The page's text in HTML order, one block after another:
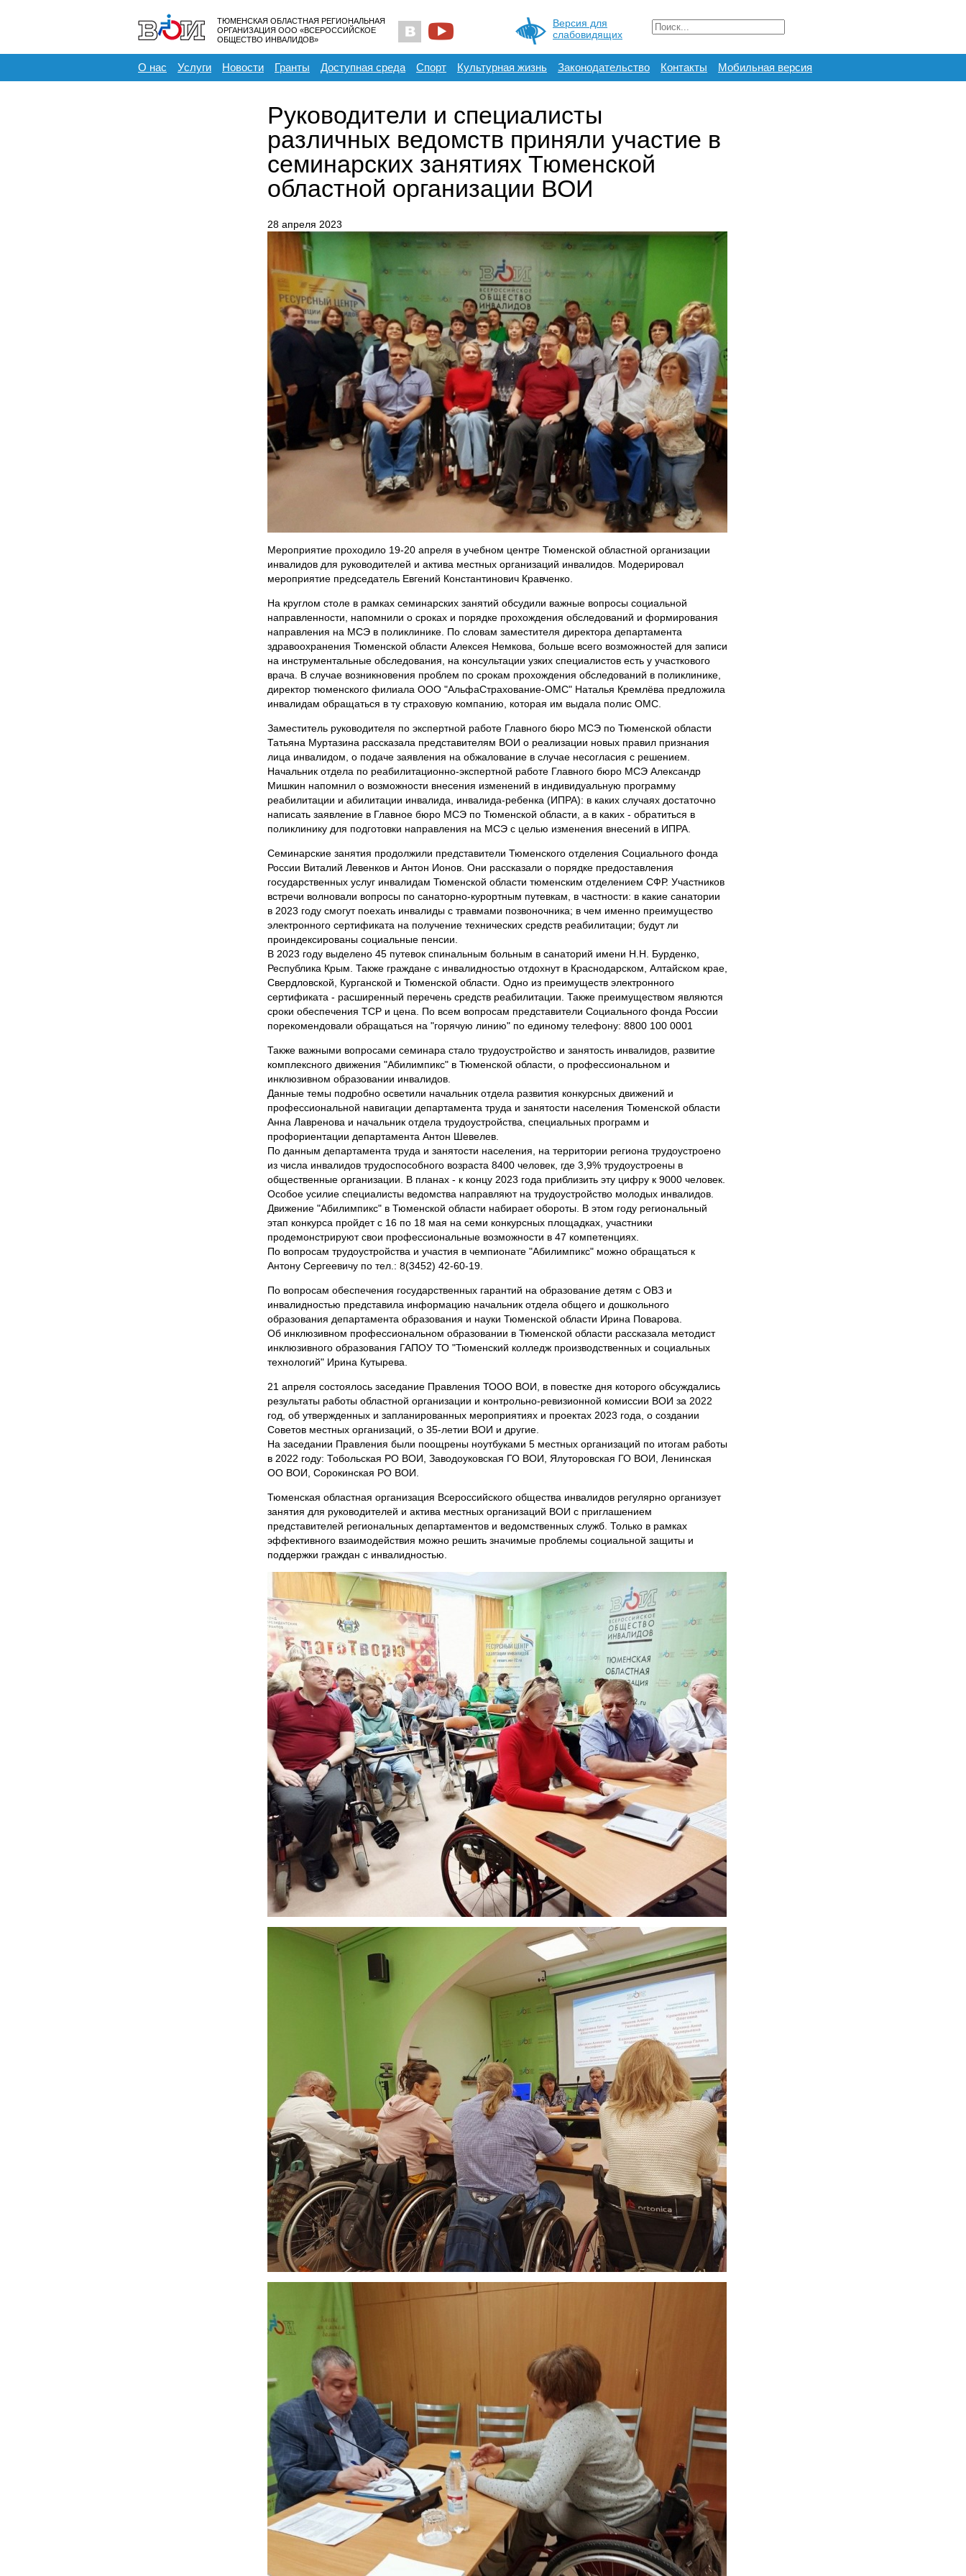
ТЮМЕНСКАЯ ОБЛАСТНАЯ РЕГИОНАЛЬНАЯ
ОРГАНИЗАЦИЯ ООО «ВСЕРОССИЙСКОЕ
ОБЩЕСТВО ИНВАЛИДОВ»
Версия для
слабовидящих
О нас Услуги Новости Гранты Доступная среда Спорт Культурная жизнь Законодательство Контакты Мобильная версия
Руководители и специалисты
различных ведомств приняли участие в
семинарских занятиях Тюменской
областной организации ВОИ
28 апреля 2023
Мероприятие проходило 19-20 апреля в учебном центре Тюменской областной организации
инвалидов для руководителей и актива местных организаций инвалидов. Модерировал
мероприятие председатель Евгений Константинович Кравченко.
На круглом столе в рамках семинарских занятий обсудили важные вопросы социальной
направленности, напомнили о сроках и порядке прохождения обследований и формирования
направления на МСЭ в поликлинике. По словам заместителя директора департамента
здравоохранения Тюменской области Алексея Немкова, больше всего возможностей для записи
на инструментальные обследования, на консультации узких специалистов есть у участкового
врача. В случае возникновения проблем по срокам прохождения обследований в поликлинике,
директор тюменского филиала ООО "АльфаСтрахование-ОМС" Наталья Кремлёва предложила
инвалидам обращаться в ту страховую компанию, которая им выдала полис ОМС.
Заместитель руководителя по экспертной работе Главного бюро МСЭ по Тюменской области
Татьяна Муртазина рассказала представителям ВОИ о реализации новых правил признания
лица инвалидом, о подаче заявления на обжалование в случае несогласия с решением.
Начальник отдела по реабилитационно-экспертной работе Главного бюро МСЭ Александр
Мишкин напомнил о возможности внесения изменений в индивидуальную программу
реабилитации и абилитации инвалида, инвалида-ребенка (ИПРА): в каких случаях достаточно
написать заявление в Главное бюро МСЭ по Тюменской области, а в каких - обратиться в
поликлинику для подготовки направления на МСЭ с целью изменения внесений в ИПРА.
Семинарские занятия продолжили представители Тюменского отделения Социального фонда
России Виталий Левенков и Антон Ионов. Они рассказали о порядке предоставления
государственных услуг инвалидам Тюменской области тюменским отделением СФР. Участников
встречи волновали вопросы по санаторно-курортным путевкам, в частности: в какие санатории
в 2023 году смогут поехать инвалиды с травмами позвоночника; в чем именно преимущество
электронного сертификата на получение технических средств реабилитации; будут ли
проиндексированы социальные пенсии.
В 2023 году выделено 45 путевок спинальным больным в санаторий имени Н.Н. Бурденко,
Республика Крым. Также граждане с инвалидностью отдохнут в Краснодарском, Алтайском крае,
Свердловской, Курганской и Тюменской области. Одно из преимуществ электронного
сертификата - расширенный перечень средств реабилитации. Также преимуществом являются
сроки обеспечения ТСР и цена. По всем вопросам представители Социального фонда России
порекомендовали обращаться на "горячую линию" по единому телефону: 8800 100 0001
Также важными вопросами семинара стало трудоустройство и занятость инвалидов, развитие
комплексного движения "Абилимпикс" в Тюменской области, о профессиональном и
инклюзивном образовании инвалидов.
Данные темы подробно осветили начальник отдела развития конкурсных движений и
профессиональной навигации департамента труда и занятости населения Тюменской области
Анна Лавренова и начальник отдела трудоустройства, специальных программ и
профориентации департамента Антон Шевелев.
По данным департамента труда и занятости населения, на территории региона трудоустроено
из числа инвалидов трудоспособного возраста 8400 человек, где 3,9% трудоустроены в
общественные организации. В планах - к концу 2023 года приблизить эту цифру к 9000 человек.
Особое усилие специалисты ведомства направляют на трудоустройство молодых инвалидов.
Движение "Абилимпикс" в Тюменской области набирает обороты. В этом году региональный
этап конкурса пройдет с 16 по 18 мая на семи конкурсных площадках, участники
продемонстрируют свои профессиональные возможности в 47 компетенциях.
По вопросам трудоустройства и участия в чемпионате "Абилимпикс" можно обращаться к
Антону Сергеевичу по тел.: 8(3452) 42-60-19.
По вопросам обеспечения государственных гарантий на образование детям с ОВЗ и
инвалидностью представила информацию начальник отдела общего и дошкольного
образования департамента образования и науки Тюменской области Ирина Поварова.
Об инклюзивном профессиональном образовании в Тюменской области рассказала методист
инклюзивного образования ГАПОУ ТО "Тюменский колледж производственных и социальных
технологий" Ирина Кутырева.
21 апреля состоялось заседание Правления ТООО ВОИ, в повестке дня которого обсуждались
результаты работы областной организации и контрольно-ревизионной комиссии ВОИ за 2022
год, об утвержденных и запланированных мероприятиях и проектах 2023 года, о создании
Советов местных организаций, о 35-летии ВОИ и другие.
На заседании Правления были поощрены ноутбуками 5 местных организаций по итогам работы
в 2022 году: Тобольская РО ВОИ, Заводоуковская ГО ВОИ, Ялуторовская ГО ВОИ, Ленинская
ОО ВОИ, Сорокинская РО ВОИ.
Тюменская областная организация Всероссийского общества инвалидов регулярно организует
занятия для руководителей и актива местных организаций ВОИ с приглашением
представителей региональных департаментов и ведомственных служб. Только в рамках
эффективного взаимодействия можно решить значимые проблемы социальной защиты и
поддержки граждан с инвалидностью.